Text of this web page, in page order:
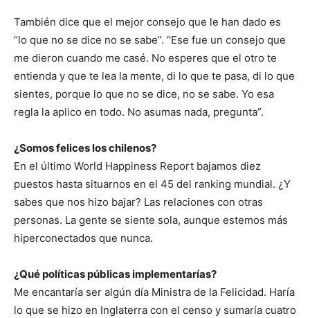
También dice que el mejor consejo que le han dado es
“lo que no se dice no se sabe”. “Ese fue un consejo que
me dieron cuando me casé. No esperes que el otro te
entienda y que te lea la mente, di lo que te pasa, di lo que
sientes, porque lo que no se dice, no se sabe. Yo esa
regla la aplico en todo. No asumas nada, pregunta”.
¿Somos felices los chilenos?
En el último World Happiness Report bajamos diez
puestos hasta situarnos en el 45 del ranking mundial. ¿Y
sabes que nos hizo bajar? Las relaciones con otras
personas. La gente se siente sola, aunque estemos más
hiperconectados que nunca.
¿Qué políticas públicas implementarías?
Me encantaría ser algún día Ministra de la Felicidad. Haría
lo que se hizo en Inglaterra con el censo y sumaría cuatro